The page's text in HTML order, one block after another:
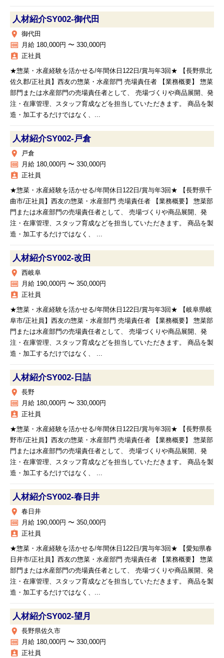
人材紹介SY002‐御代田
place 御代田
money 月給 180,000円 〜 330,000円
assignment_ind 正社員
★惣菜・水産経験を活かせる/年間休日122日/賞与年3回★ 【長野県北
佐久郡/正社員】西友の惣菜・水産部門 売場責任者 【業務概要】 惣菜
部門または水産部門の売場責任者として、 売場づくりや商品展開、発
注・在庫管理、スタッフ育成などを担当していただきます。 商品を製
造・加工するだけではなく、...
人材紹介SY002‐戸倉
place 戸倉
money 月給 180,000円 〜 330,000円
assignment_ind 正社員
★惣菜・水産経験を活かせる/年間休日122日/賞与年3回★ 【長野県千
曲市/正社員】西友の惣菜・水産部門 売場責任者 【業務概要】 惣菜部
門または水産部門の売場責任者として、 売場づくりや商品展開、発
注・在庫管理、スタッフ育成などを担当していただきます。 商品を製
造・加工するだけではなく、 ...
人材紹介SY002‐改田
place 西岐阜
money 月給 190,000円 〜 350,000円
assignment_ind 正社員
★惣菜・水産経験を活かせる/年間休日122日/賞与年3回★ 【岐阜県岐
阜市/正社員】西友の惣菜・水産部門 売場責任者 【業務概要】 惣菜部
門または水産部門の売場責任者として、 売場づくりや商品展開、発
注・在庫管理、スタッフ育成などを担当していただきます。 商品を製
造・加工するだけではなく、 ...
人材紹介SY002‐日詰
place 長野
money 月給 180,000円 〜 330,000円
assignment_ind 正社員
★惣菜・水産経験を活かせる/年間休日122日/賞与年3回★ 【長野県長
野市/正社員】西友の惣菜・水産部門 売場責任者 【業務概要】 惣菜部
門または水産部門の売場責任者として、 売場づくりや商品展開、発
注・在庫管理、スタッフ育成などを担当していただきます。 商品を製
造・加工するだけではなく、 ...
人材紹介SY002‐春日井
place 春日井
money 月給 190,000円 〜 350,000円
assignment_ind 正社員
★惣菜・水産経験を活かせる/年間休日122日/賞与年3回★ 【愛知県春
日井市/正社員】西友の惣菜・水産部門 売場責任者 【業務概要】 惣菜
部門または水産部門の売場責任者として、 売場づくりや商品展開、発
注・在庫管理、スタッフ育成などを担当していただきます。 商品を製
造・加工するだけではなく、...
人材紹介SY002‐望月
place 長野県佐久市
money 月給 180,000円 〜 330,000円
assignment_ind 正社員